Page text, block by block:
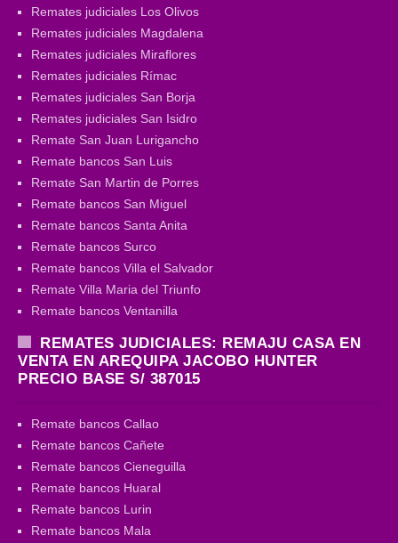
Remates judiciales Los Olivos
Remates judiciales Magdalena
Remates judiciales Miraflores
Remates judiciales Rímac
Remates judiciales San Borja
Remates judiciales San Isidro
Remate San Juan Lurigancho
Remate bancos San Luis
Remate San Martin de Porres
Remate bancos San Miguel
Remate bancos Santa Anita
Remate bancos Surco
Remate bancos Villa el Salvador
Remate Villa Maria del Triunfo
Remate bancos Ventanilla
REMATES JUDICIALES: REMAJU CASA EN
VENTA EN AREQUIPA JACOBO HUNTER
PRECIO BASE S/ 387015
Remate bancos Callao
Remate bancos Cañete
Remate bancos Cieneguilla
Remate bancos Huaral
Remate bancos Lurin
Remate bancos Mala